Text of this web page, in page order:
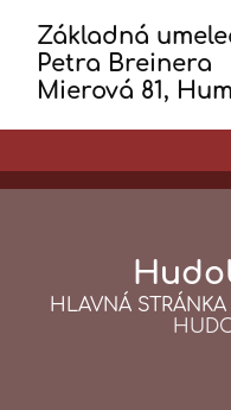
Základná
Petra Breinera
Mierová 81,
HLAVNÁ STRÁNKA